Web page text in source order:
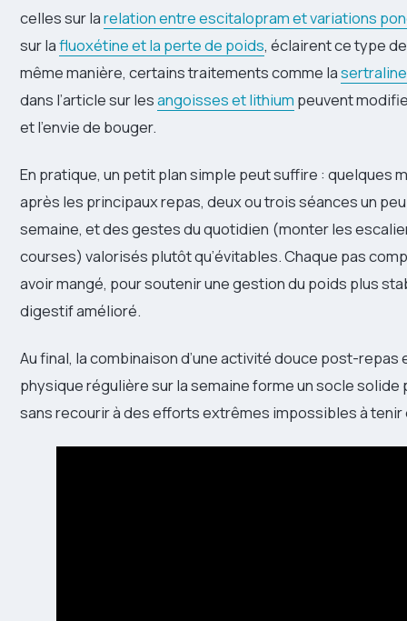
celles sur larelation entre escitalopram et variations
sur lafluoxétine et la perte de poids, éclairent ce type
même manière, certains traitements comme lasertraline
dans l’article sur lesangoisses et lithium peuvent
et l’envie de bouger.
En pratique, un petit plan simple peut suffire : quelques
après les principaux repas, deux ou trois séances un
semaine, et des gestes du quotidien (monter les
courses) valorisés plutôt qu’évitables. Chaque pas
avoir mangé, pour soutenir une gestion du poids plus
digestif amélioré.
Au final, la combinaison d’une activité douce post-repas
physique régulière sur la semaine forme un socle solide
sans recourir à des efforts extrêmes impossibles à tenir